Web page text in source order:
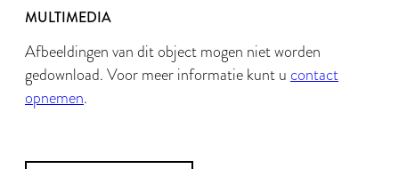
MULTIMEDIA
Afbeeldingen van dit object mogen niet worden
gedownload. Voor meer informatie kunt u contact
opnemen.